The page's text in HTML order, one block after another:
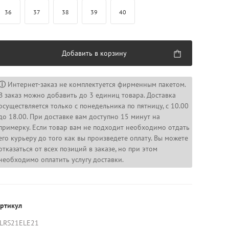
36 37 38 39 40
Добавить в корзину
Интернет-заказ не комплектуется фирменным пакетом.
заказ можно добавить до 3 единиц товара. Доставка
только с понедельника по пятницу, с 10.00
18.00. При доставке вам доступно 15 минут на
Если товар вам не подходит необходимо отдать
курьеру до того как вы произведете оплату. Вы можете
от всех позиций в заказе, но при этом
оплатить услугу доставки.